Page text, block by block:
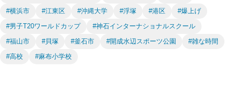
#横浜市
#江東区 #沖縄大学 #浮塚 #港区
#爆上げ
#男子T20ワールドカップ
#神石インターナショナルスクール
#福山市
#貝塚 #釜石市 #開成水辺スポーツ公園
#雑な時間
#高校
#麻布小学校